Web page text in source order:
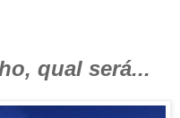
qual será...